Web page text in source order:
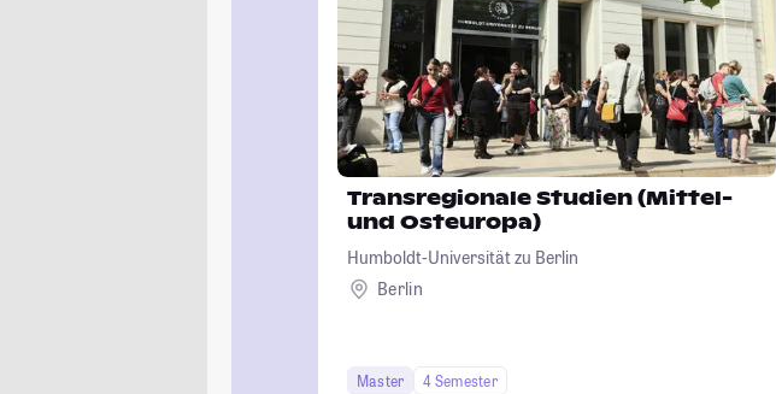
Transregionale Studien (Mittel-
und Osteuropa)
Humboldt-Universität zu Berlin
Berlin
Master
4 Semester